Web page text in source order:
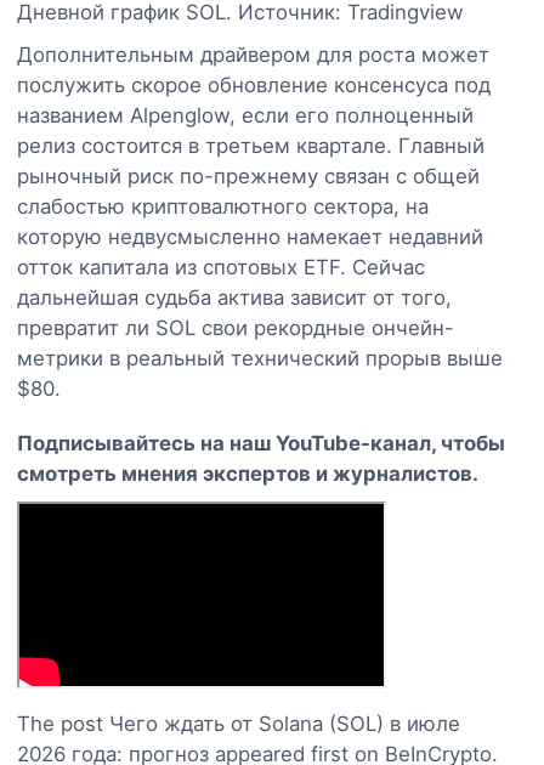
Дневной график SOL. Источник: Tradingview
Дополнительным драйвером для роста может
послужить скорое обновление консенсуса под
названием Alpenglow, если его полноценный
релиз состоится в третьем квартале. Главный
рыночный риск по-прежнему связан с общей
слабостью криптовалютного сектора, на
которую недвусмысленно намекает недавний
отток капитала из спотовых ETF. Сейчас
дальнейшая судьба актива зависит от того,
превратит ли SOL свои рекордные ончейн-
метрики в реальный технический прорыв выше
$80.
Подписывайтесь на наш YouTube-канал, чтобы
смотреть мнения экспертов и журналистов.
The post Чего ждать от Solana (SOL) в июле
2026 года: прогноз appeared first on BeInCrypto.